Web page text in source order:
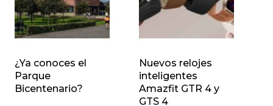
¿Ya conoces el
Parque
Bicentenario?
Nuevos relojes
inteligentes
Amazfit GTR 4 y
GTS 4